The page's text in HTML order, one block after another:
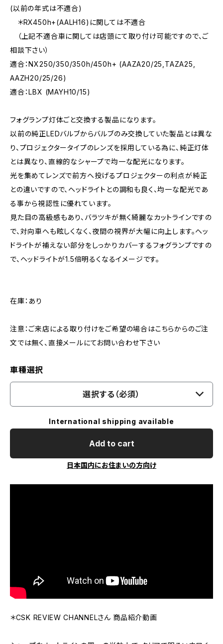
(以前の年式は不適合)
＊RX450h+(AALH16)に関しては不適合
（上記不適合車に関しては店頭にて取り付け可能ですので、ご
相談下さい）
適合：NX250/350/350h/450h+ (AAZA20/25,TAZA25,
AAZH20/25/26)
適合：LBX (MAYH10/15)
フォグランプ灯体ごと交換する製品になります。
以前の純正LEDバルブからバルブのみ交換していた製品とは異な
り、プロジェクタータイプのレンズを採用している為に、純正灯体
とは異なり、直線的なシャープで均一な配光になります。
光を集めてレンズで前方へ投げるプロジェクターの利点が純正
との違いですので、ヘッドライトとの調和も良く、均一な配光であ
る事から視認性に優れています。
見た目の高級感もあり、バラツキが無く綺麗なカットラインですの
で、対向車へも眩しくなく、夜間の視界が大幅に向上します。ヘッ
ドライトが補えない部分をしっかりカバーするフォグランプですの
で、ヘッドライトが1.5倍明るくなるイメージです。
在庫：あり
注意：ご来店による取り付けをご希望の場合はこちらからのご注
文では無く、直接メールにてお問い合わせ下さい
車種選択
選択する（必須）
International shipping available
Add to cart
日本国内にお住まいの方向け
＊CSK REVIEW CHANNELさん 商品紹介動画